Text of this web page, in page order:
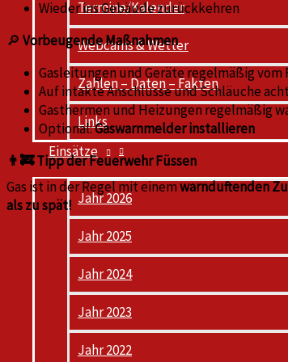
Termine/Kalender
Webcams & Wetter
Zahlen – Daten – Fakten
Links
Einsätze
Jahr 2026
Jahr 2025
Jahr 2024
Jahr 2023
Jahr 2022
Wieder ins Gebäude zurückkehren
🔎 Vorbeugende Maßnahmen
Gasleitungen und Geräte regelmäßig
Auf intakte Anschlüsse und Schläuche
Gasthermen und Heizungen regelmäßig
Optional:Gaswarnmelder installieren
👨‍🚒 Tipp der Feuerwehr Füssen
Gas ist in der Regel mit einemwarnduftenden
als zu spät!